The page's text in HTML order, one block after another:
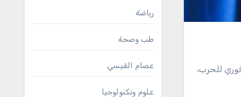
للحرب،
رياضة
طب وصحة
عصام القيسي
علوم وتكنولوجيا